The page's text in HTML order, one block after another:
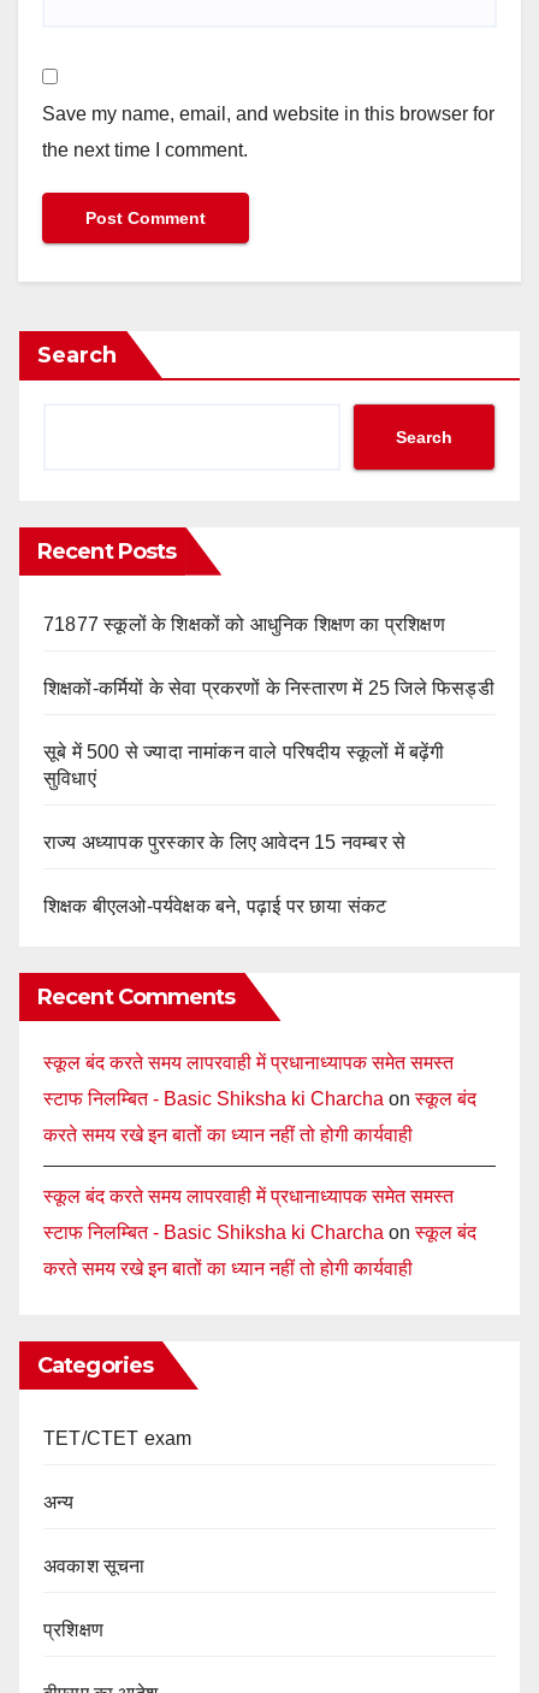
Save my name, email, and website in this browser for
the next time I comment.
Search
Search
Recent Posts
71877 स्कूलों के शिक्षकों को आधुनिक शिक्षण का प्रशिक्षण
शिक्षकों-कर्मियों के सेवा प्रकरणों के निस्तारण में 25 जिले फिसड्डी
सूबे में 500 से ज्यादा नामांकन वाले परिषदीय स्कूलों में बढ़ेंगी
सुविधाएं
राज्य अध्यापक पुरस्कार के लिए आवेदन 15 नवम्बर से
शिक्षक बीएलओ-पर्यवेक्षक बने, पढ़ाई पर छाया संकट
Recent Comments
स्कूल बंद करते समय लापरवाही में प्रधानाध्यापक समेत समस्त
स्टाफ निलम्बित - Basic Shiksha ki Charcha onस्कूल बंद
करते समय रखे इन बातों का ध्यान नहीं तो होगी कार्यवाही
स्कूल बंद करते समय लापरवाही में प्रधानाध्यापक समेत समस्त
स्टाफ निलम्बित - Basic Shiksha ki Charcha onस्कूल बंद
करते समय रखे इन बातों का ध्यान नहीं तो होगी कार्यवाही
Categories
TET/CTET exam
अन्य
अवकाश सूचना
प्रशिक्षण